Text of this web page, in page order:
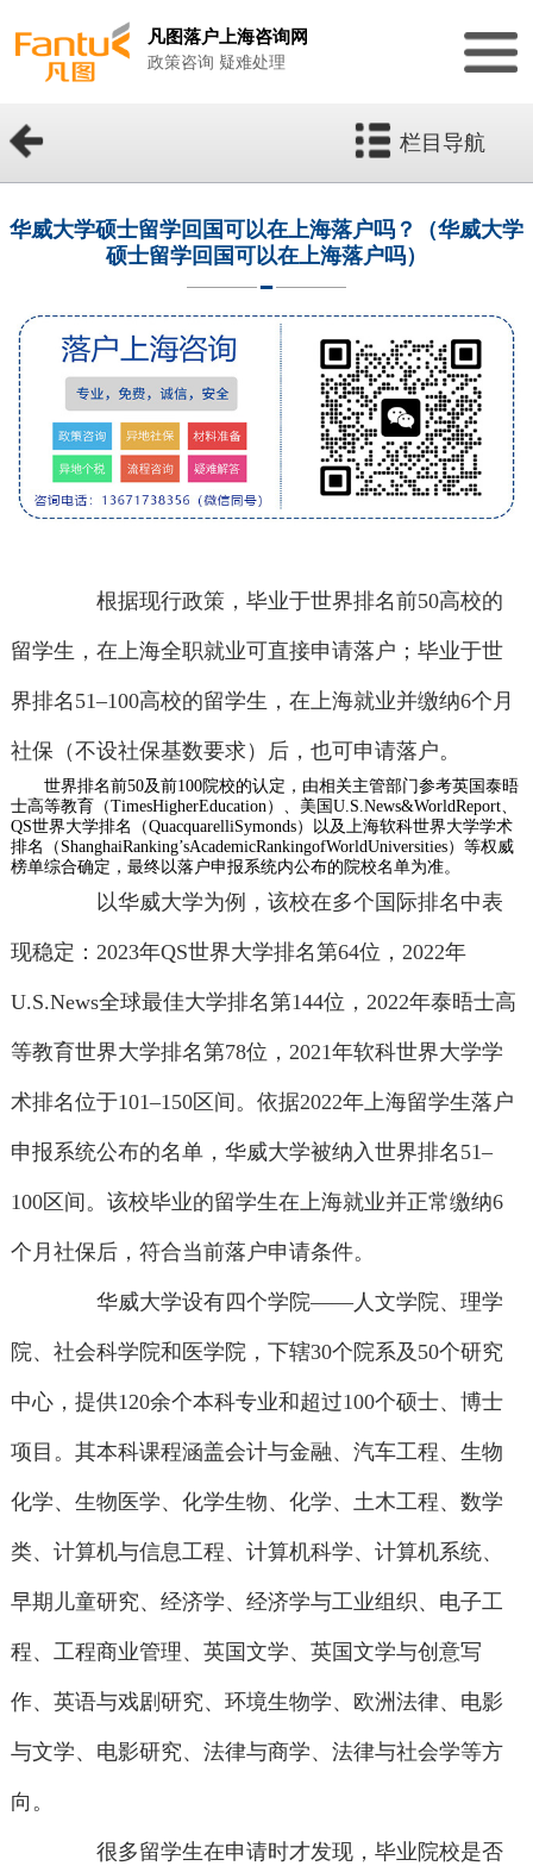
凡图落户上海咨询网
政策咨询 疑难处理
栏目导航
华威大学硕士留学回国可以在上海落户吗？（华威大学
硕士留学回国可以在上海落户吗）
根据现行政策，毕业于世界排名前50高校的
留学生，在上海全职就业可直接申请落户；毕业于世
界排名51–100高校的留学生，在上海就业并缴纳6个月
社保（不设社保基数要求）后，也可申请落户。
世界排名前50及前100院校的认定，由相关主管部门参考英国泰晤
士高等教育（TimesHigherEducation）、美国U.S.News&WorldReport、
QS世界大学排名（QuacquarelliSymonds）以及上海软科世界大学学术
排名（ShanghaiRanking’sAcademicRankingofWorldUniversities）等权威
榜单综合确定，最终以落户申报系统内公布的院校名单为准。
以华威大学为例，该校在多个国际排名中表
现稳定：2023年QS世界大学排名第64位，2022年
U.S.News全球最佳大学排名第144位，2022年泰晤士高
等教育世界大学排名第78位，2021年软科世界大学学
术排名位于101–150区间。依据2022年上海留学生落户
申报系统公布的名单，华威大学被纳入世界排名51–
100区间。该校毕业的留学生在上海就业并正常缴纳6
个月社保后，符合当前落户申请条件。
华威大学设有四个学院——人文学院、理学
院、社会科学院和医学院，下辖30个院系及50个研究
中心，提供120余个本科专业和超过100个硕士、博士
项目。其本科课程涵盖会计与金融、汽车工程、生物
化学、生物医学、化学生物、化学、土木工程、数学
类、计算机与信息工程、计算机科学、计算机系统、
早期儿童研究、经济学、经济学与工业组织、电子工
程、工程商业管理、英国文学、英国文学与创意写
作、英语与戏剧研究、环境生物学、欧洲法律、电影
与文学、电影研究、法律与商学、法律与社会学等方
向。
很多留学生在申请时才发现，毕业院校是否